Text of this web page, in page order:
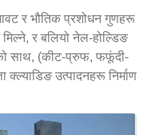
र भौतिक प्रशोधन गुणहरू
र बलियो नेल-होल्डिङ
साथ, (कीट-प्रुफ, फफूंदी-
उत्पादनहरू निर्माण